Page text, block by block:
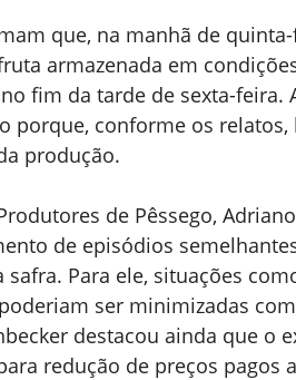
que, na manhã de
armazenada em
fim da tarde de sexta-feira.
porque, conforme os
produção.
de Pêssego,
de episódios
Para ele, situações
ser minimizadas
destacou ainda que o
redução de preços pagos